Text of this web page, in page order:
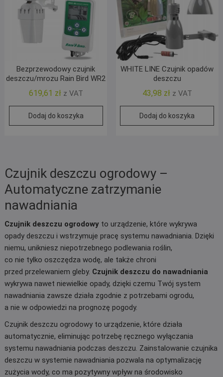
Bezprzewodowy czujnik
deszczu/mrozu Rain Bird WR2
619,61 zł z VAT
Dodaj do koszyka
WHITE LINE Czujnik opadów
deszczu
43,98 zł z VAT
Dodaj do koszyka
Czujnik deszczu ogrodowy –
Automatyczne zatrzymanie
nawadniania
Czujnik deszczu ogrodowyto urządzenie, które wykrywa
opady deszczu i wstrzymuje pracę systemu nawadniania. Dzięki
niemu, unikniesz niepotrzebnego podlewania roślin,
co nie tylko oszczędza wodę, ale także chroni
przed przelewaniem gleby. Czujnik deszczu do nawadniania
wykrywa nawet niewielkie opady, dzięki czemu Twój system
nawadniania zawsze działa zgodnie z potrzebami ogrodu,
a nie w odpowiedzi na prognozę pogody.
Czujnik deszczu ogrodowy to urządzenie, które działa
automatycznie, eliminując potrzebę ręcznego wyłączania
systemu nawadniania podczas deszczu. Zainstalowanie czujnika
deszczu w systemie nawadniania pozwala na optymalizację
zużycia wody, co ma pozytywny wpływ na środowisko